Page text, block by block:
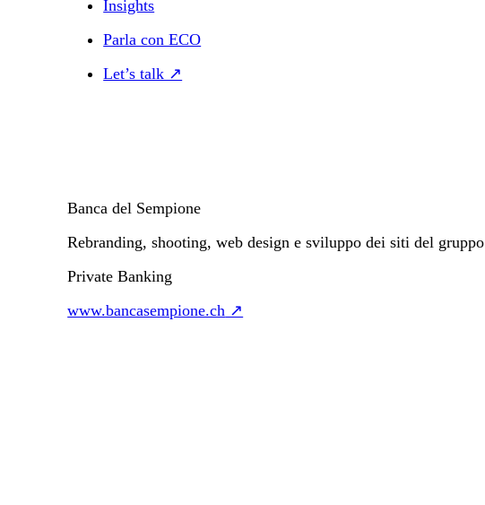
Insights
Parla con ECO
Let’s talk ↗
Banca del Sempione
Rebranding, shooting, web design e sviluppo dei siti del gruppo
Private Banking
www.bancasempione.ch ↗